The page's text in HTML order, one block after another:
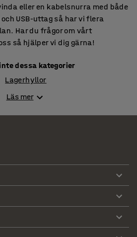
eller en kabelsnurra med både
USB-uttag så har vi flera
Har du frågor om vårt
så hjälper vi dig gärna!
dessa kategorier
Lagerhyllor
Arbetsbänkar
& Säckkärror
Verktygsskåp
Läs mer